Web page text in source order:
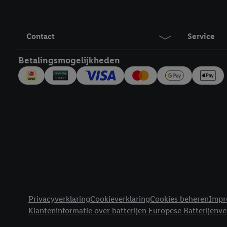
Contact Service
Betalingsmogelijkheden
PrivacyverklaringCookieverklaringCookies beheren
Klanteninformatie over batterijen Europese